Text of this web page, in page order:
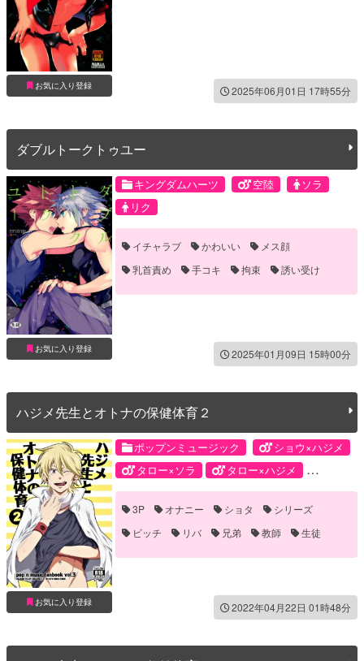
お気に入り登録 2025年06月01日 17時55分
ダブルトークトゥユー
お気に入り登録
キングダムハーツ 空陸
ソラ
リク
イチャラブ かわいい
メス顔
乳首責め
手コキ 拘束 誘い受け
2025年01月09日 15時00分
ハジメ先生とオトナの保健体育２
お気に入り登録
ポップンミュージック
ショウ×ハジメ
タロー×ソラ
タロー×ハジメ
ハジメ×ハジメ
ショウ
ソラ
タロー
ハジメ
3P オナニー ショタ
シリーズ
ビッチ
リバ 兄弟 教師 生徒
2022年04月22日 01時48分